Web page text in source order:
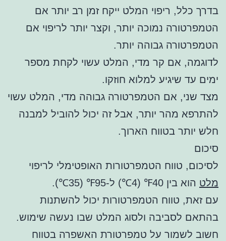
בדרך כלל, ריפוי המלט ייקח זמן רב יותר אם
הטמפרטורה נמוכה יותר, וקצר יותר לריפוי אם
הטמפרטורה גבוהה יותר.
לדוגמה, אם קר מדי, המלט עשוי לקחת מספר
ימים עד שיגיע למלוא חוזקו.
מצד שני, אם הטמפרטורה גבוהה מדי, המלט עשוי
להתרפא מהר יותר, אבל זה יכול להוביל למבנה
חלש יותר בטווח הארוך.
סיכום
לסיכום, טווח הטמפרטורות האופטימלי לריפוי
מלט הוא בין 40℉ (4℃) ל-95℉ (35℃).
עם זאת, טווח הטמפרטורות יכול להשתנות
בהתאם לסביבה ולסוג המלט שבו נעשה שימוש.
חשוב לשמור על טמפרטורת האשפרה בטווח